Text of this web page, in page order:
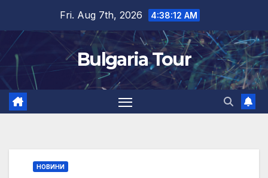
content
Fri. Aug 7th, 2026 4:38:13 AM
Bulgaria Tour
НОВИНИ